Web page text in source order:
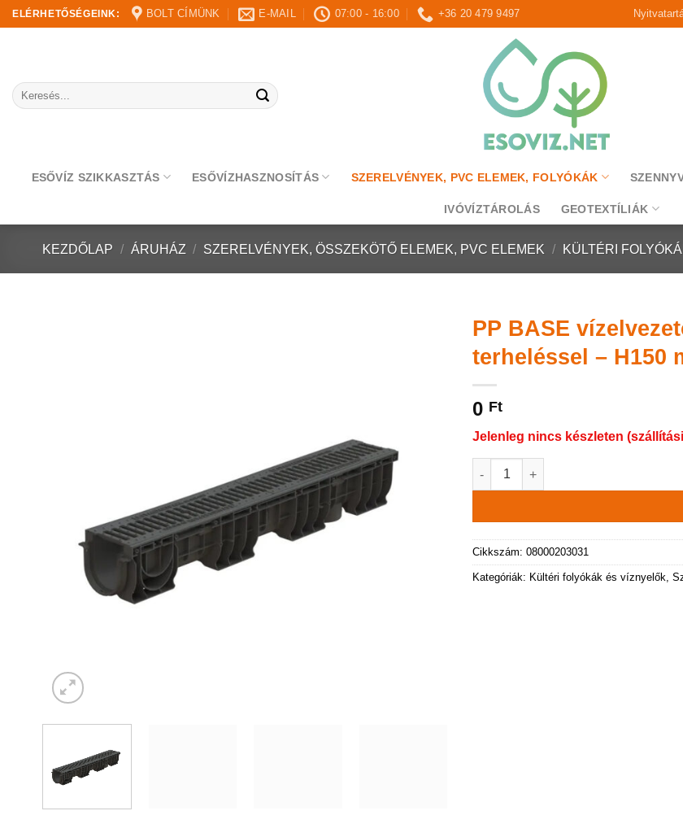
Skip
to
ELÉRHETŐSÉGEINK: BOLT CÍMÜNK E-MAIL 07:00 - 16:00 +36 20 479 9497
Keresés
a
ESŐVÍZ SZIKKASZTÁS ESŐVÍZHASZNOSÍTÁS SZERELVÉNYEK, PVC ELEMEK, FOLYÓKÁK
IVÓVÍZTÁROLÁS GEOTEXTÍLIÁK
KEZDŐLAP / ÁRUHÁZ / SZERELVÉNYEK, ÖSSZEKÖTŐ ELEMEK, PVC ELEMEK / KÜLTÉRI
PP BASE
terheléssel – H150
0 Ft
Jelenleg nincs készleten
PP BASE vízelvezető folyóka,
Cikkszám:08000203031
Kategóriák: Kültéri folyókák és víznyelők ,